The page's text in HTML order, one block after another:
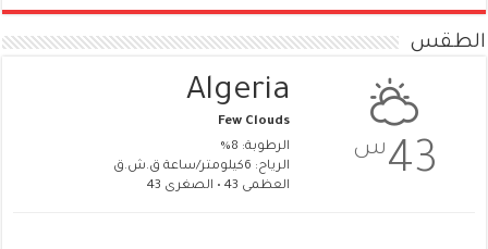
الطقس
43س
Algeria
Few Clouds
الرطوبة: 8%
الرياح: 6كيلومتر/ساعة ق.ش.ق‎
العظمى 43 • الصغرى 43